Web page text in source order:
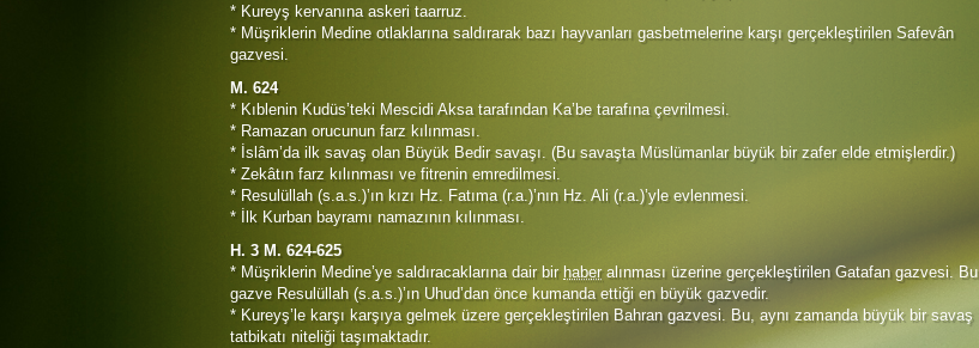
* Kureyş kervanına askeri taarruz.
* Müşriklerin Medine otlaklarına saldırarak bazı hayvanları gasbetmelerine karşı gerçekleştirilen Safevân
gazvesi.
M. 624
* Kıblenin Kudüs’teki Mescidi Aksa tarafından Ka’be tarafına çevrilmesi.
* Ramazan orucunun farz kılınması.
* İslâm’da ilk savaş olan Büyük Bedir savaşı. (Bu savaşta Müslümanlar büyük bir zafer elde etmişlerdir.)
* Zekâtın farz kılınması ve fitrenin emredilmesi.
* Resulüllah (s.a.s.)’ın kızı Hz. Fatıma (r.a.)’nın Hz. Ali (r.a.)’yle evlenmesi.
* İlk Kurban bayramı namazının kılınması.
H. 3 M. 624-625
* Müşriklerin Medine’ye saldıracaklarına dair bir haberalınması üzerine gerçekleştirilen Gatafan gazvesi. Bu
gazve Resulüllah (s.a.s.)’ın Uhud’dan önce kumanda ettiği en büyük gazvedir.
* Kureyş’le karşı karşıya gelmek üzere gerçekleştirilen Bahran gazvesi. Bu, aynı zamanda büyük bir savaş
tatbikatı niteliği taşımaktadır.